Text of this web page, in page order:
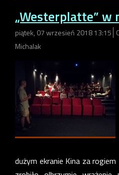
„Westerplatte” w
piątek, 07 wrzesień 2018 13:15
Michalak
dużym ekranie Kina za